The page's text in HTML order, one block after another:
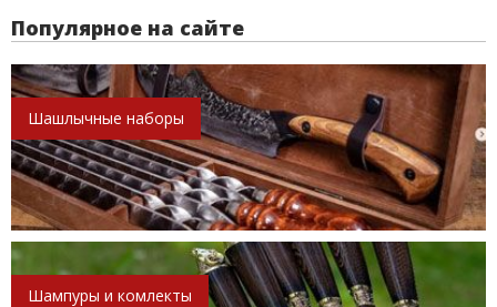
Популярное на сайте
Шашлычные наборы
Шампуры и комлекты